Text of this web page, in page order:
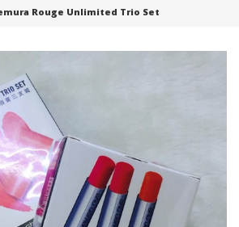
Rouge Unlimited Trio Set